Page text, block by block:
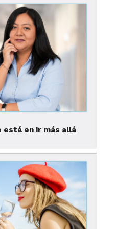
aspecto definitivo lo
. En un
involucrado en la
fue elegido para
otra de
de la Torre
en ir más allá